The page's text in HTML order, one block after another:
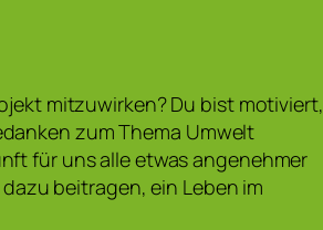
mitzuwirken? Du bist motiviert,
zum Thema Umwelt
für uns alle etwas angenehmer
beitragen, ein Leben im